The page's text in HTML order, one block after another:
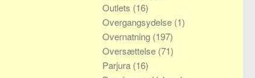
Outlets (16)
Overgangsydelse (1)
Overnatning (197)
Oversættelse (71)
Parjura (16)